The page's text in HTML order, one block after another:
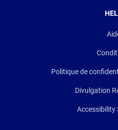
Politique de
Divulgation
Accessibility